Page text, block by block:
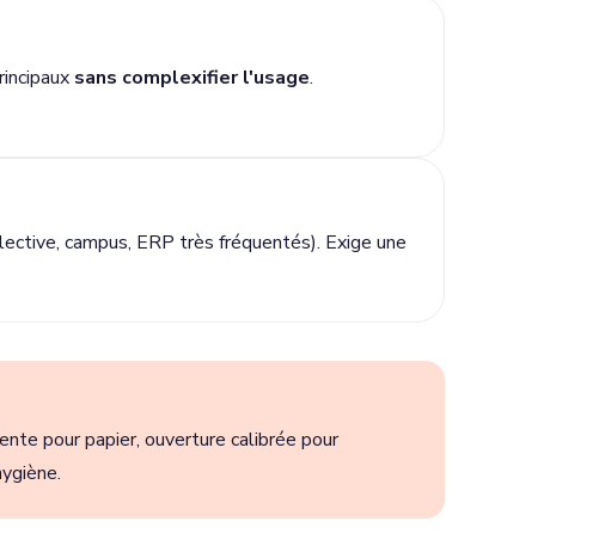
sans complexifier l'usage.
campus, ERP très fréquentés). Exige une
pour papier, ouverture calibrée pour